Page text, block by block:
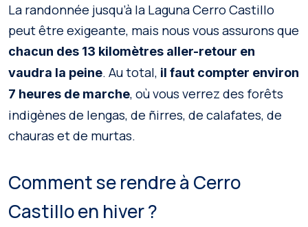
La randonnée jusqu’à la Laguna Cerro Castillo
peut être exigeante, mais nous vous assurons que
chacun des 13 kilomètres aller-retour en
vaudra la peine. Au total, il faut compter environ
7 heures de marche, où vous verrez des forêts
indigènes de lengas, de ñirres, de calafates, de
chauras et de murtas.
Comment se rendre à Cerro
Castillo en hiver ?